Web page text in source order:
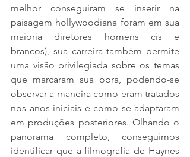
melhor conseguiram se inserir na
paisagem hollywoodiana foram em sua
maioria diretores homens cis e
brancos), sua carreira também permite
uma visão privilegiada sobre os temas
que marcaram sua obra, podendo-se
observar a maneira como eram tratados
nos anos iniciais e como se adaptaram
em produções posteriores. Olhando o
panorama completo, conseguimos
identificar que a filmografia de Haynes